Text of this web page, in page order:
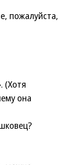
пожалуйста,
(Хотя
она